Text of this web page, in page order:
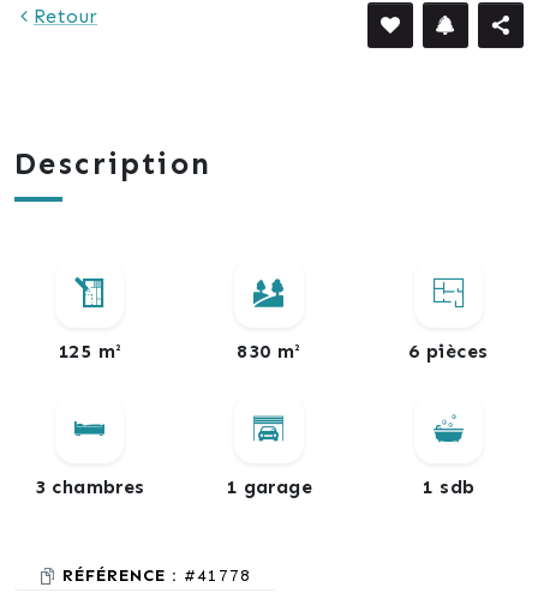
Retour
Description
125 m² 830 m² 6 pièces
3 chambres 1 garage 1 sdb
RÉFÉRENCE : #41778